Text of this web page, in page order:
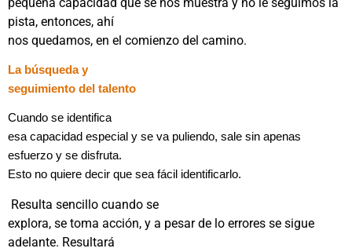
pista, entonces, ahí
nos quedamos, en el comienzo del camino.
La búsqueda y
seguimiento del talento
Cuando se identifica
esa capacidad especial y se va puliendo, sale sin apenas
esfuerzo y se disfruta.
Esto no quiere decir que sea fácil identificarlo.
Resulta sencillo cuando se
explora, se toma acción, y a pesar de lo errores se sigue
adelante. Resultará